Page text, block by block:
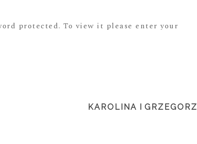
protected. To view it please enter your
KAROLINA I GRZEGORZ